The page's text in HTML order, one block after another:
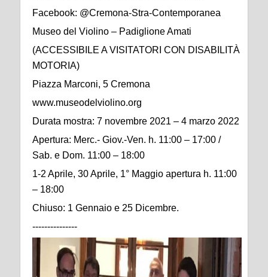
Facebook: @Cremona-Stra-Contemporanea
Museo del Violino – Padiglione Amati
(ACCESSIBILE A VISITATORI CON DISABILITÀ
MOTORIA)
Piazza Marconi, 5 Cremona
www.museodelviolino.org
Durata mostra: 7 novembre 2021 – 4 marzo 2022
Apertura: Merc.- Giov.-Ven. h. 11:00 – 17:00 /
Sab. e Dom. 11:00 – 18:00
1-2 Aprile, 30 Aprile, 1° Maggio apertura h. 11:00
– 18:00
Chiuso: 1 Gennaio e 25 Dicembre.
---------------